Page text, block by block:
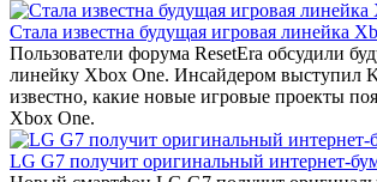
Стала известна будущая игровая линейка
Пользователи форума ResetEra обсудили
линейку Xbox One. Инсайдером выступил
известно, какие новые игровые проекты
Xbox One.
LG G7 получит оригинальный интернет-